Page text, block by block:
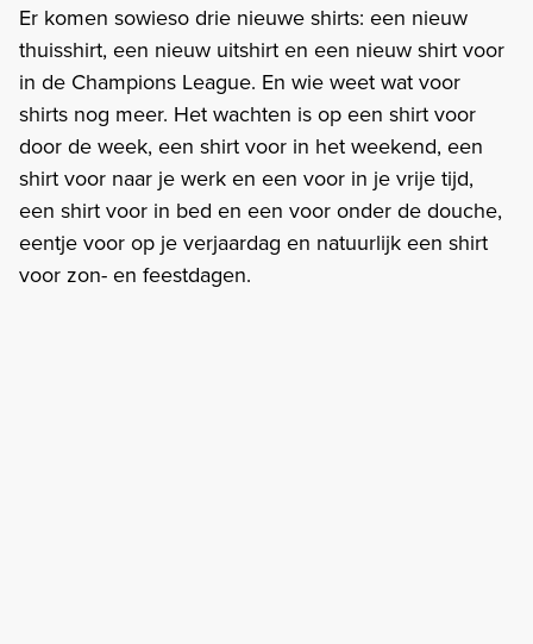
Er komen sowieso drie nieuwe shirts: een nieuw
thuisshirt, een nieuw uitshirt en een nieuw shirt voor
in de Champions League. En wie weet wat voor
shirts nog meer. Het wachten is op een shirt voor
door de week, een shirt voor in het weekend, een
shirt voor naar je werk en een voor in je vrije tijd,
een shirt voor in bed en een voor onder de douche,
eentje voor op je verjaardag en natuurlijk een shirt
voor zon- en feestdagen.